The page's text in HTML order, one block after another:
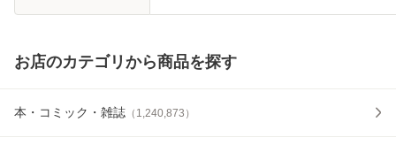
お店のカテゴリから商品を探す
本・コミック・雑誌 （ 1,240,873 ）